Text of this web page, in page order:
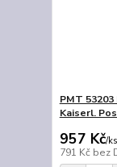
PMT
Kaiserl.
957 Kč/ks
791 Kč bez